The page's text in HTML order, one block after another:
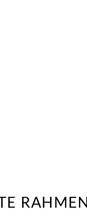
RAHMEN